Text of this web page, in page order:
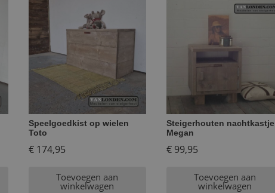
Speelgoedkist op wielen
Toto
€174,95
Toevoegen aan
winkelwagen
Steigerhouten nachtkastje
Megan
€99,95
Toevoegen aan
winkelwagen